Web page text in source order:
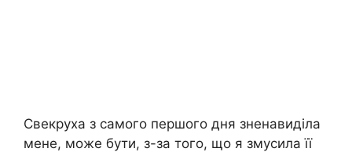
Свекруха з самого першого дня зненавиділа
мене, може бути, з-за того, що я змусила її